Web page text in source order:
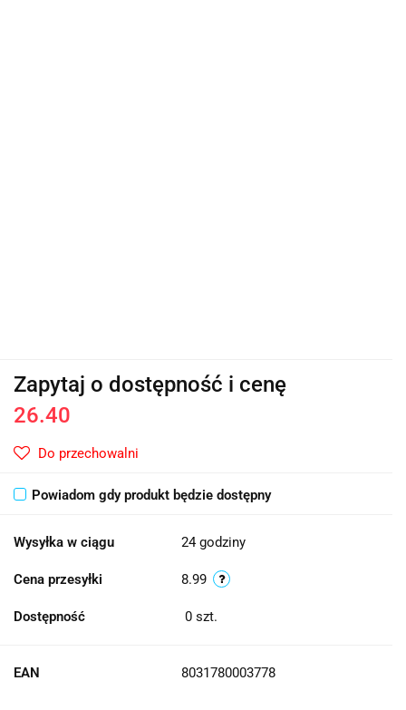
Zapytaj o dostępność i cenę
26.40
Do przechowalni
Powiadom gdy produkt będzie dostępny
Wysyłka w ciągu 24 godziny
Cena przesyłki 8.99
Dostępność 0 szt.
EAN 8031780003778